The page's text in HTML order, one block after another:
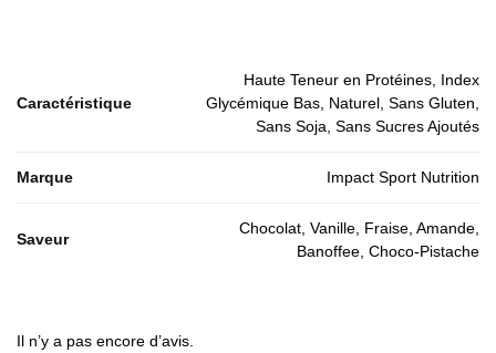
Caractéristique
Haute Teneur en Protéines, Index
Glycémique Bas, Naturel, Sans Gluten,
Sans Soja, Sans Sucres Ajoutés
Marque Impact Sport Nutrition
Saveur
Chocolat, Vanille, Fraise, Amande,
Banoffee, Choco-Pistache
Il n’y a pas encore d’avis.